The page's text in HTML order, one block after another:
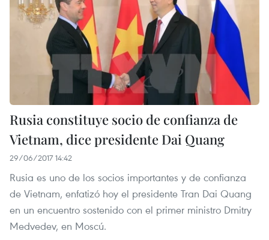
Rusia constituye socio de confianza de
Vietnam, dice presidente Dai Quang
29/06/2017 14:42
Rusia es uno de los socios importantes y de confianza
de Vietnam, enfatizó hoy el presidente Tran Dai Quang
en un encuentro sostenido con el primer ministro Dmitry
Medvedev, en Moscú.